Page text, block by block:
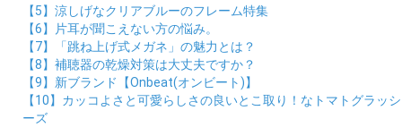
【5】涼しげなクリアブルーのフレーム特集
【6】片耳が聞こえない方の悩み。
【7】「跳ね上げ式メガネ」の魅力とは？
【8】補聴器の乾燥対策は大丈夫ですか？
【9】新ブランド【Onbeat(オンビート)】
【10】カッコよさと可愛らしさの良いとこ取り！なトマトグラッシ
ーズ